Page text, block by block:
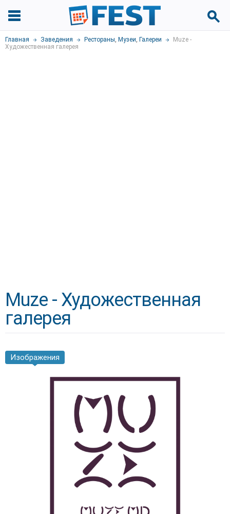
Главная Заведения Рестораны, Музеи, Галереи
Muze -
Художественная галерея
Muze - Художественная
галерея
Изображения